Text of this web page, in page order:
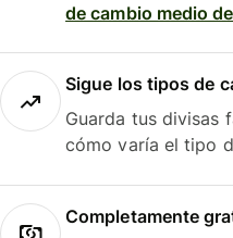
de cambio medio
Sigue los tipos de
Guarda tus divisas
cómo varía el tipo
Completamente